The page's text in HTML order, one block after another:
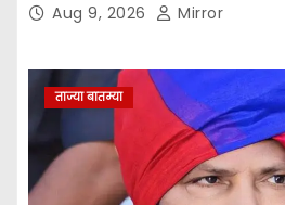
Aug 9, 2026 Mirror
ताज्या बातम्या